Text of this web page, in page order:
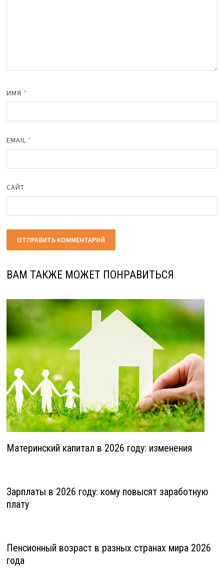
ИМЯ *
EMAIL *
САЙТ
ВАМ ТАКЖЕ МОЖЕТ ПОНРАВИТЬСЯ
Материнский капитал в 2026 году: изменения
Зарплаты в 2026 году: кому повысят заработную
плату
Пенсионный возраст в разных странах мира 2026
года